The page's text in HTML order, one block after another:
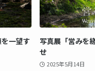
一望す
写真展「営みを
せ
2025年5月14日